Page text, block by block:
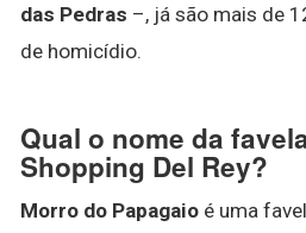
das Pedras –, já são mais de
de homicídio.
Qual o nome da
Shopping Del Rey?
Morro do Papagaio é uma